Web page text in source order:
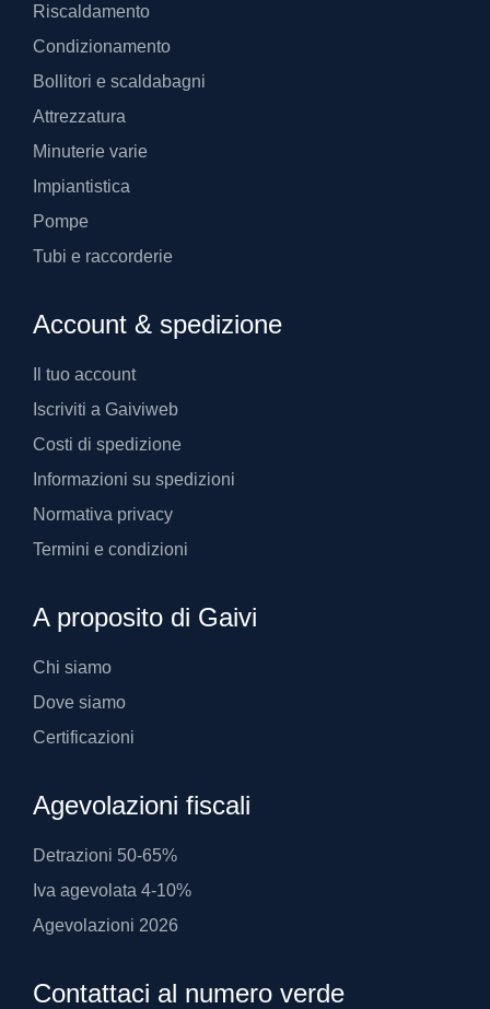
Riscaldamento
Condizionamento
Bollitori e scaldabagni
Attrezzatura
Minuterie varie
Impiantistica
Pompe
Tubi e raccorderie
Account & spedizione
Il tuo account
Iscriviti a Gaiviweb
Costi di spedizione
Informazioni su spedizioni
Normativa privacy
Termini e condizioni
A proposito di Gaivi
Chi siamo
Dove siamo
Certificazioni
Agevolazioni fiscali
Detrazioni 50-65%
Iva agevolata 4-10%
Agevolazioni 2026
Contattaci al numero verde